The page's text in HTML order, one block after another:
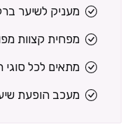
מעניק לשיער
מפחית קצוות
מתאים לכל
מעכב הופעת